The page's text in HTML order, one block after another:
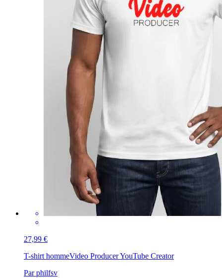
27,99 €
T-shirt hommeVideo Producer YouTube Creator
Par philfsv